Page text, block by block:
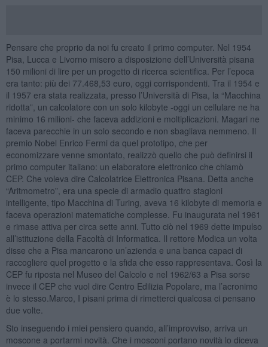
Pensare che proprio da noi fu creato il primo computer. Nel 1954
Pisa, Lucca e Livorno misero a disposizione dell’Università pisana
150 milioni di lire per un progetto di ricerca scientifica. Per l’epoca
era tanto: più dei 77.468,53 euro, oggi corrispondenti. Tra il 1954 e
il 1957 era stata realizzata, presso l’Università di Pisa, la “Macchina
ridotta”, un calcolatore con un solo kilobyte -oggi un cellulare ne ha
minimo 16 milioni- che faceva addizioni e moltiplicazioni. Magari ne
faceva parecchie in un solo secondo e non sbagliava nemmeno. Il
premio Nobel Enrico Fermi da quel prototipo, che per
economizzare venne smontato, realizzò quello che può definirsi il
primo computer italiano: un elaboratore elettronico che chiamò
CEP. Che voleva dire Calcolatrice Elettronica Pisana. Detta anche
“Aritmometro”, era una specie di armadio quattro stagioni
intelligente, tipo Macchina di Turing, aveva 16 kilobyte di memoria e
faceva operazioni matematiche complesse. Fu inaugurata nel 1961
e rimase attiva per circa sette anni. Tutto ciò nel 1969 dette impulso
all’istituzione della Facoltà di Informatica. Il rettore Modica un volta
disse che a Pisa mancarono un’azienda e una banca capaci di
raccogliere quel progetto e la sfida che esso rappresentava. Così la
CEP fu riposta nel Museo del Calcolo e nel 1962/63 a Pisa sorse
invece il CEP che vuol dire Centro Edilizia Popolare, ma l’acronimo
è lo stesso.Marco, I pisani prima di rimetterci qualcosa ci pensano
due volte.
Sto inseguendo i miei pensiero quando, all’improvviso, arriva un
moscone a portarmi novità. Che i mosconi portano novità lo diceva